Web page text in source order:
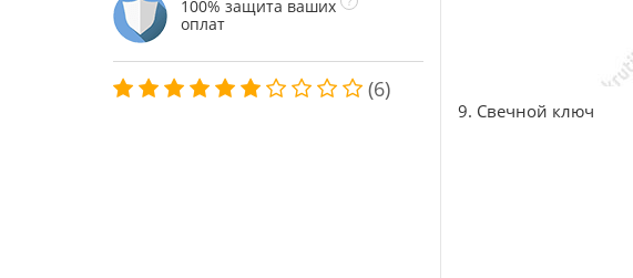
100% защита ваших
оплат
(6)
9. Свечной ключ